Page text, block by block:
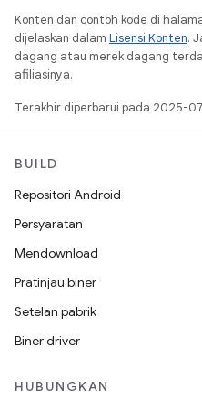
Konten dan contoh kode di
dijelaskan dalam Lisensi Konten.
dagang atau merek dagang
afiliasinya.
Terakhir diperbarui pada 2025-
BUILD
Repositori Android
Persyaratan
Mendownload
Pratinjau biner
Setelan pabrik
Biner driver
HUBUNGKAN